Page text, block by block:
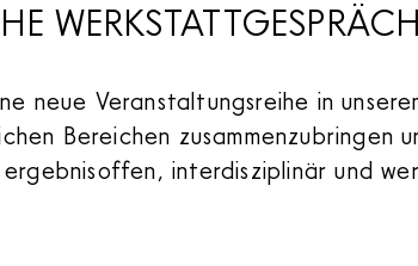
neue Veranstaltungsreihe in
Bereichen zusammenzubringen
interdisziplinär und